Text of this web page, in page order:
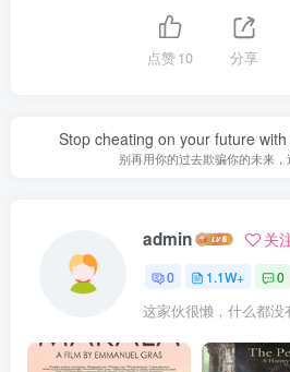
点赞10 分享
Stop cheating on your future
别再用你的过去欺骗你的未来
admin 关
0 1.1W+ 0
这家伙很懒，什么都没